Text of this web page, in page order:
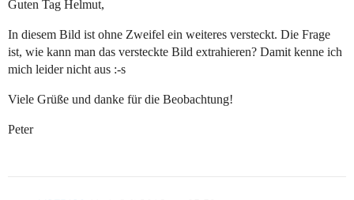
Guten Tag Helmut,
In diesem Bild ist ohne Zweifel ein weiteres versteckt. Die Frage
ist, wie kann man das versteckte Bild extrahieren? Damit kenne ich
mich leider nicht aus :-s
Viele Grüße und danke für die Beobachtung!
Peter